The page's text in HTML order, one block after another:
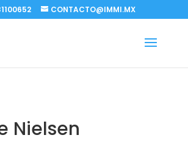
CONTACTO@IMMI.MX
Nielsen